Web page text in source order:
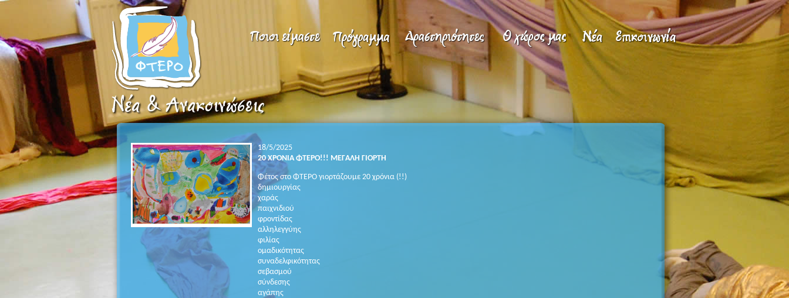
18/5/2025
20 ΧΡΟΝΙΑ ΦΤΕΡΟ!!! ΜΕΓΑΛΗ ΓΙΟΡΤΗ
Φέτος στο ΦΤΕΡΟ γιορτάζουμε 20 χρόνια (!!)
δημιουργίας
χαράς
παιχνιδιού
φροντίδας
αλληλεγγύης
φιλίας
ομαδικότητας
συναδελφικότητας
σεβασμού
σύνδεσης
αγάπης